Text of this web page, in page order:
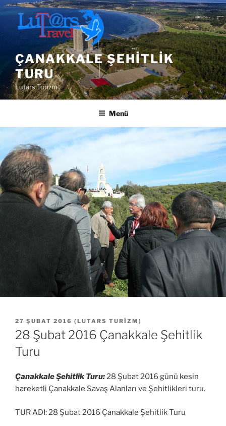
İçeriğe
geç
ÇANAKKALE ŞEHITLIK
TURU
Lutars Turizm
Menü
YAYIM
TARIHI
27 ŞUBAT 2016 ( LUTARS TURIZM )
28 Şubat 2016 Çanakkale Şehitlik
Turu
Çanakkale Şehitlik Turu:28 Şubat 2016 günü kesin
hareketli Çanakkale Savaş Alanları ve Şehitlikleri turu.
TUR ADI: 28 Şubat 2016 Çanakkale Şehitlik Turu